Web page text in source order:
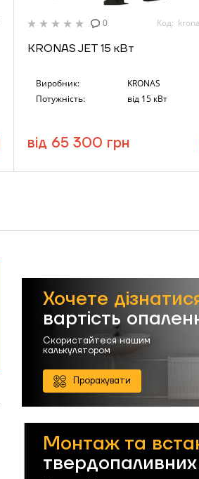
0 Код:
KRONAS JET 15 кВт
Виробник:
KRONAS
Потужність:
від 15 кВт
від 65 300 грн
Хочете
вартість
Скористайтеся нашим
калькулятором
Прорахувати
Монтаж та
твердопаливних